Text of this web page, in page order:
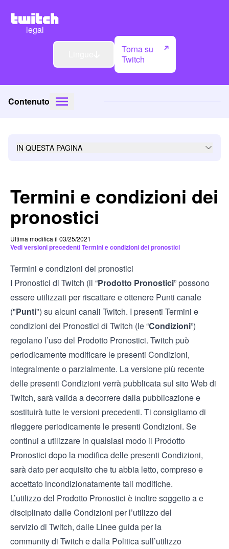
legal
Torna su
Twitch
Contenuto
Termini e condizioni dei
pronostici
IN QUESTA PAGINA
Ultima modifica il 03/25/2021
Vedi versioni precedenti Termini e condizioni dei pronostici
Termini e condizioni dei pronostici
I Pronostici di Twitch (il “Prodotto Pronostici” possono
essere utilizzati per riscattare e ottenere Punti canale
("Punti") su alcuni canali Twitch. I presenti Termini e
condizioni dei Pronostici di Twitch (le “Condizioni”)
regolano l’uso del Prodotto Pronostici. Twitch può
periodicamente modificare le presenti Condizioni,
integralmente o parzialmente. La versione più recente
delle presenti Condizioni verrà pubblicata sul sito Web di
Twitch, sarà valida a decorrere dalla pubblicazione e
sostituirà tutte le versioni precedenti. Ti consigliamo di
rileggere periodicamente le presenti Condizioni. Se
continui a utilizzare in qualsiasi modo il Prodotto
Pronostici dopo la modifica delle presenti Condizioni,
sarà dato per acquisito che tu abbia letto, compreso e
accettato incondizionatamente tali modifiche.
L’utilizzo del Prodotto Pronostici è inoltre soggetto a e
disciplinato dalleCondizioni per l’utilizzo del
serviziodi Twitch, dalle Linee guida per la
communitydi Twitch e dalla Politica sull’utilizzo